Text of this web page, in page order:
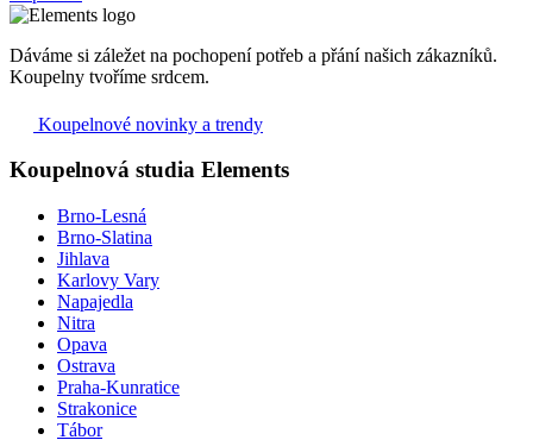
Dáváme si záležet na pochopení potřeb a přání našich zákazníků.
Koupelny tvoříme srdcem.
Koupelnové novinky a trendy
Koupelnová studia Elements
Brno-Lesná
Brno-Slatina
Jihlava
Karlovy Vary
Napajedla
Nitra
Opava
Ostrava
Praha-Kunratice
Strakonice
Tábor